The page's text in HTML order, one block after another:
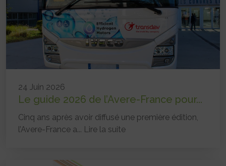
24 Juin 2026
Le guide 2026 de l’Avere-France pour...
Cinq ans après avoir diffusé une première édition,
l’Avere-France a... Lire la suite